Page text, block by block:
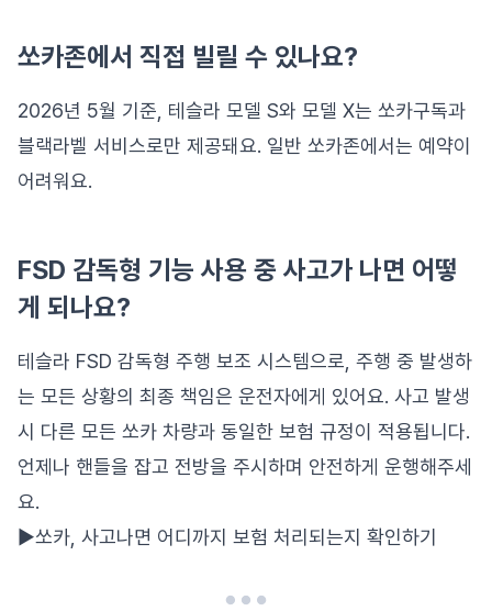
쏘카존에서 직접 빌릴 수 있나요?
2026년 5월 기준, 테슬라 모델 S와 모델 X는 쏘카구독과
블랙라벨 서비스로만 제공돼요. 일반 쏘카존에서는 예약이
어려워요.
FSD 감독형 기능 사용 중 사고가 나면 어떻
게 되나요?
테슬라 FSD 감독형 주행 보조 시스템으로, 주행 중 발생하
는 모든 상황의 최종 책임은 운전자에게 있어요. 사고 발생
시 다른 모든 쏘카 차량과 동일한 보험 규정이 적용됩니다.
언제나 핸들을 잡고 전방을 주시하며 안전하게 운행해주세
요.
▶️쏘카, 사고나면 어디까지 보험 처리되는지 확인하기